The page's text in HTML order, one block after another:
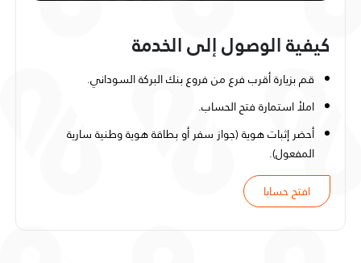
كيفية الوصول إلى الخدمة
قم بزيارة أقرب فرع من فروع بنك البركة السوداني.
املأ استمارة فتح الحساب.
أحضر إثبات هوية (جواز سفر أو بطاقة هوية وطنية سارية
المفعول).
افتح حسابا